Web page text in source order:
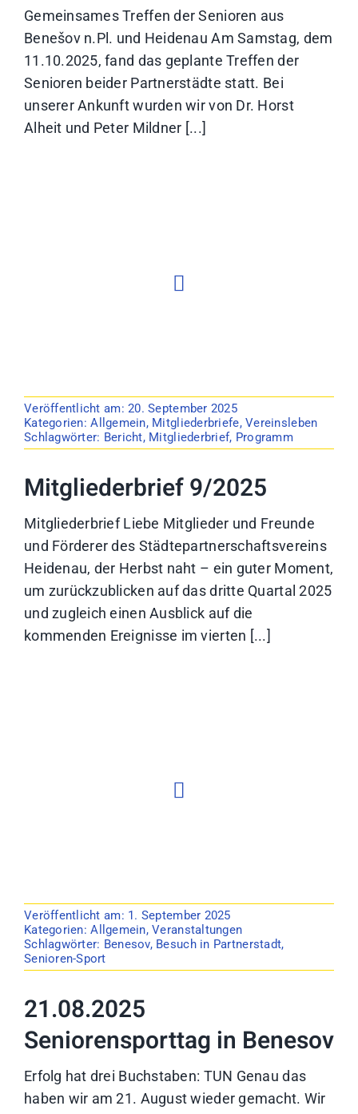
Gemeinsames Treffen der Senioren aus
Benešov n.Pl. und Heidenau Am Samstag, dem
11.10.2025, fand das geplante Treffen der
Senioren beider Partnerstädte statt. Bei
unserer Ankunft wurden wir von Dr. Horst
Alheit und Peter Mildner [...]
Veröffentlicht am: 20. September 2025
Kategorien:Allgemein, Mitgliederbriefe,Vereinsleben
Schlagwörter: Bericht, Mitgliederbrief, Programm
Mitgliederbrief 9/2025
Mitgliederbrief Liebe Mitglieder und Freunde
und Förderer des Städtepartnerschaftsvereins
Heidenau, der Herbst naht – ein guter Moment,
um zurückzublicken auf das dritte Quartal 2025
und zugleich einen Ausblick auf die
kommenden Ereignisse im vierten [...]
Veröffentlicht am: 1. September 2025
Kategorien:Allgemein,Veranstaltungen
Schlagwörter: Benesov, Besuch in Partnerstadt,
Senioren-Sport
21.08.2025
Seniorensporttag in Benesov
Erfolg hat drei Buchstaben: TUN Genau das
haben wir am 21. August wieder gemacht. Wir